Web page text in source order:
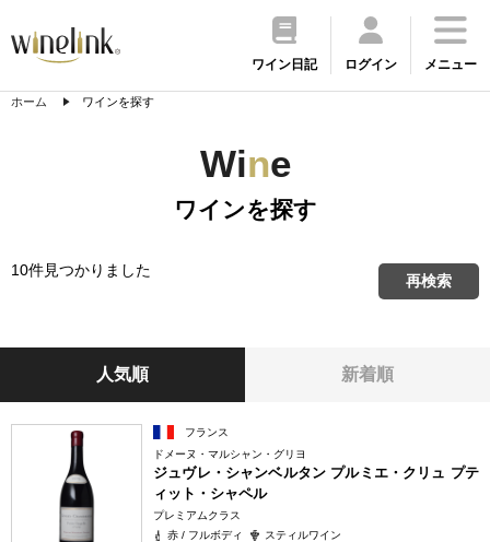
ワイン日記 ログイン メニュー
ホーム ワインを探す
Wine
ワインを探す
10件見つかりました
再検索
人気順 新着順
フランス
ドメーヌ・マルシャン・グリヨ
ジュヴレ・シャンベルタン プルミエ・クリュ プテ
ィット・シャペル
プレミアムクラス
赤 / フルボディ
スティルワイン